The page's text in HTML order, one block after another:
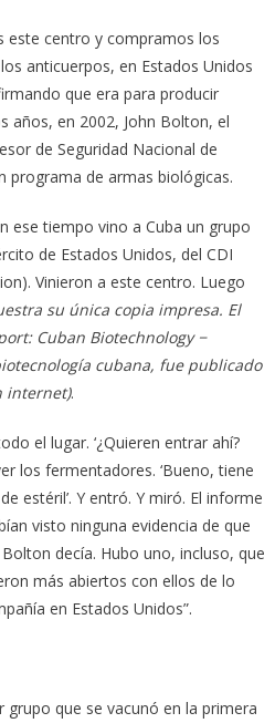
este centro y compramos los
anticuerpos, en Estados Unidos
que era para producir
años, en 2002, John Bolton, el
de Seguridad Nacional de
programa de armas biológicas.
ese tiempo vino a Cuba un grupo
de Estados Unidos, del CDI
Vinieron a este centro. Luego
su única copia impresa. El
Cuban Biotechnology −
cubana, fue publicado
internet).
el lugar. ‘¿Quieren entrar ahí?
los fermentadores. ‘Bueno, tiene
estéril’. Y entró. Y miró. El informe
visto ninguna evidencia de que
decía. Hubo uno, incluso, que
más abiertos con ellos de lo
en Estados Unidos”.
que se vacunó en la primera